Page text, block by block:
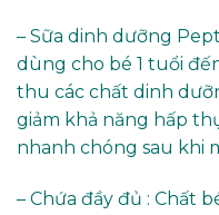
– Sữa dinh dưỡng
dùng cho bé 1 tuổi
thu các chất dinh
giảm khả năng hấp
nhanh chóng sau khi
– Chứa đầy đủ : Chất